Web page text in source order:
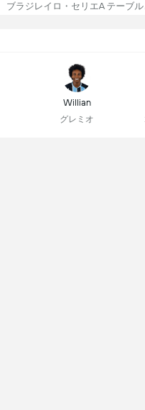
ブラジレイロ・セリエA テーブル
Willian
グレミオ